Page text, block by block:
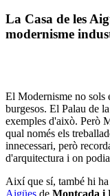
La Casa de les
modernisme
El Modernisme no sols
burgesos. El Palau de
exemples d'això. Però
qual només els
innecessari, però
d'arquitectura i on
Així que sí, també hi